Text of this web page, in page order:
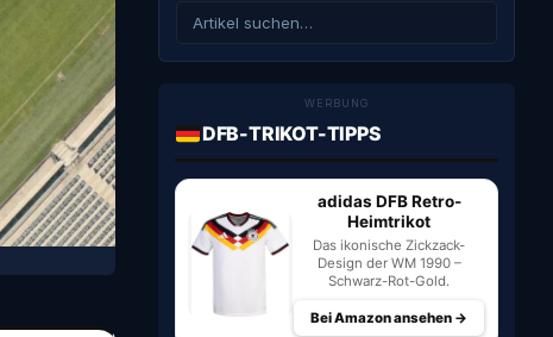
WERBUNG
DFB-TRIKOT-TIPPS
adidas DFB Retro-
Heimtrikot
Das ikonische Zickzack-
Design der WM 1990 –
Schwarz-Rot-Gold.
Bei Amazon ansehen →